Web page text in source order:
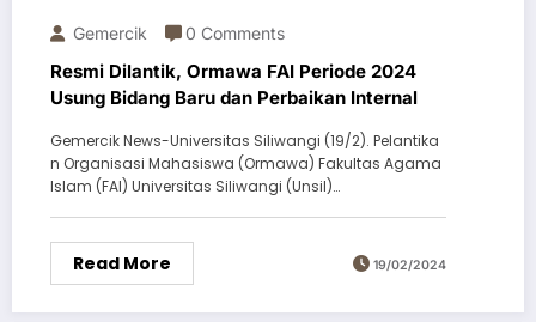
Gemercik 0 Comments
Resmi Dilantik, Ormawa FAI Periode 2024
Usung Bidang Baru dan Perbaikan Internal
Gemercik News-Universitas Siliwangi (19/2). Pelantika
n Organisasi Mahasiswa (Ormawa) Fakultas Agama
Islam (FAI) Universitas Siliwangi (Unsil)…
Read More 19/02/2024